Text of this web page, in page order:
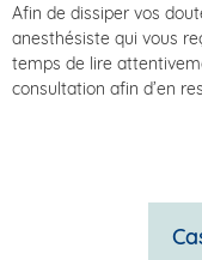
Afin de dissiper vos
anesthésiste qui vous
temps de lire
consultation afin d’en